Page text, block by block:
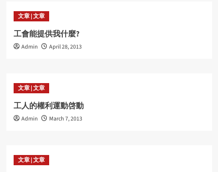
文章 | 文章
工會能提供我什麼?
Admin April 28, 2013
文章 | 文章
工人的權利運動啓動
Admin March 7, 2013
文章 | 文章